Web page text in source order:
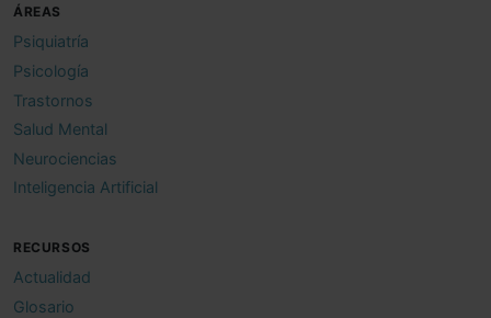
ÁREAS
Psiquiatría
Psicología
Trastornos
Salud Mental
Neurociencias
Inteligencia Artificial
RECURSOS
Actualidad
Glosario